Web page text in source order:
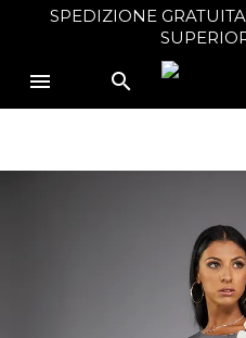
SPEDIZIONE
 
Create wishlist
Wishlist name